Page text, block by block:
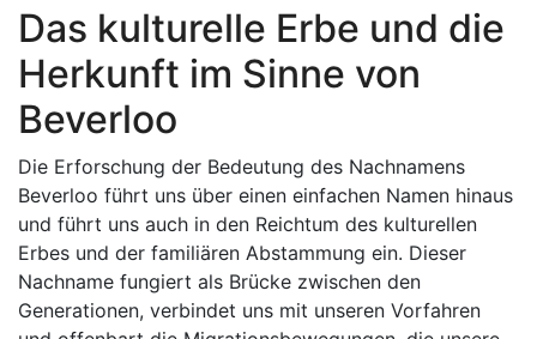
Das kulturelle Erbe und die
Herkunft im Sinne von
Beverloo
Die Erforschung der Bedeutung des Nachnamens
Beverloo führt uns über einen einfachen Namen hinaus
und führt uns auch in den Reichtum des kulturellen
Erbes und der familiären Abstammung ein. Dieser
Nachname fungiert als Brücke zwischen den
Generationen, verbindet uns mit unseren Vorfahren